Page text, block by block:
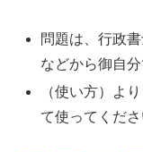
問題は、行政
などから御自
（使い方）よ
て使ってくださ